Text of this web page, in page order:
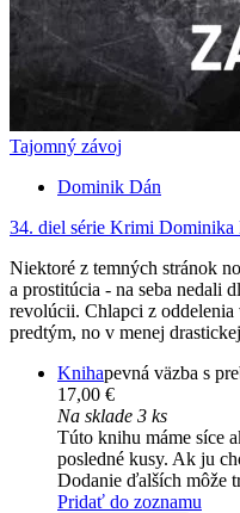
Tajomný závoj
Dominik Dán
34. diel série Krimi Dominika
Niektoré z temných stránok
a prostitúcia - na seba nedali
revolúcii. Chlapci z oddelenia
predtým, no v menej
Knihapevná väzba s
17,00 €
Na sklade 3 ks
Túto knihu máme síce
posledné kusy. Ak ju
Dodanie ďalších môže
Pridať do zoznamu